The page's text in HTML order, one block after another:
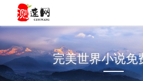
完美世界小说免